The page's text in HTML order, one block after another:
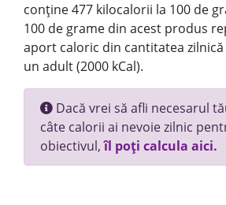
conține 477 kilocalorii la 100 de
100 de grame din acest produs
aport caloric din cantitatea
un adult (2000 kCal).
Dacă vrei să afli necesarul
câte calorii ai nevoie zilnic
obiectivul,îl poți calcula aici.